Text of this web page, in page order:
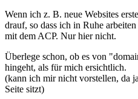
Wenn ich z. B. neue Websites
drauf, so dass ich in Ruhe
mit dem ACP. Nur hier nicht.
Überlege schon, ob es von
hingeht, als für mich ersichtlich.
(kann ich mir nicht vorstellen, da
Seite sitzt)